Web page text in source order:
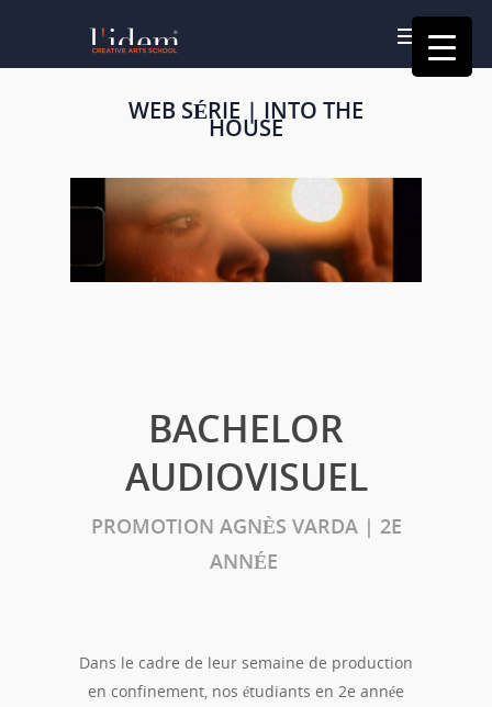
WEB SÉRIE | INTO THE
HOUSE
BACHELOR
AUDIOVISUEL
PROMOTION AGNÈS VARDA | 2E
ANNÉE
Dans le cadre de leur semaine de production
en confinement, nos étudiants en 2e année